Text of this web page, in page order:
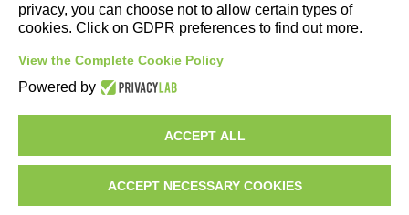
Apps download
- Maranello e Dintorni App for iPhone
privacy, you can choose not to allow certain types of
cookies. Click on GDPR preferences to find out more.
View the Complete Cookie Policy
Powered by
ACCEPT ALL
ACCEPT NECESSARY COOKIES